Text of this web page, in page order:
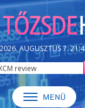
2026. AUGUSZTUS 7.